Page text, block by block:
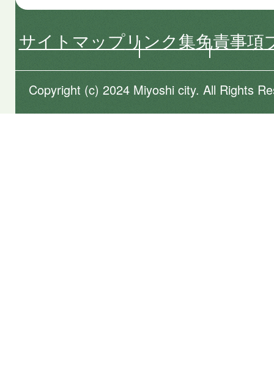
サイトマップリンク集免責事項
Copyright (c) 2024 Miyoshi city. All Rights